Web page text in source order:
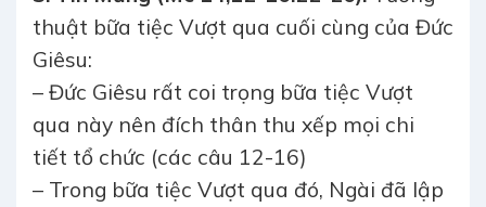
thuật bữa tiệc Vượt qua cuối cùng của Đức
Giêsu:
– Đức Giêsu rất coi trọng bữa tiệc Vượt
qua này nên đích thân thu xếp mọi chi
tiết tổ chức (các câu 12-16)
– Trong bữa tiệc Vượt qua đó, Ngài đã lập